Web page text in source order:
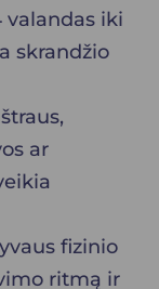
valandas iki
skrandžio
ar
fizinio
ritmą ir